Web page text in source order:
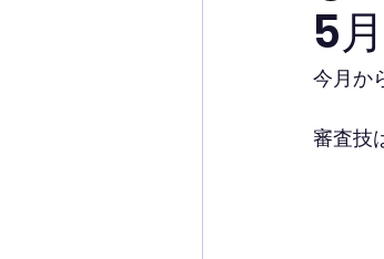
5
今月か
審査技